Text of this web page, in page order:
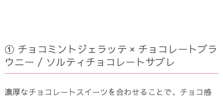
① チョコミントジェラッテ × チョコレートブラ
ウニー / ソルティチョコレートサブレ
濃厚なチョコレートスイーツを合わせることで、チョコ感